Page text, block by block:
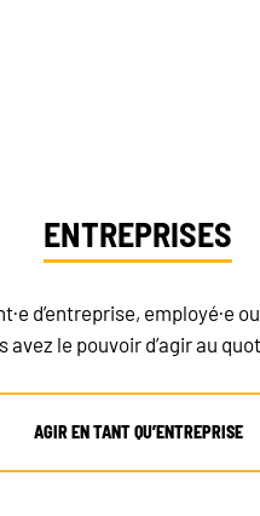
ENTREPRISES
d’entreprise, employé·e
avez le pouvoir d’agir au
AGIR EN TANT QU’ENTREPRISE